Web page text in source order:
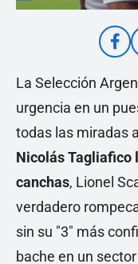
La Selección
urgencia en un
todas las miradas
Nicolás Tagliafico
canchas, Lionel
verdadero
sin su "3" más
bache en un